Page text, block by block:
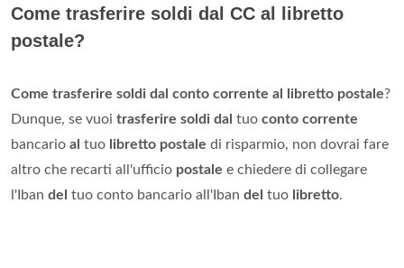
Come trasferire soldi dal CC al libretto
postale?
Come trasferire soldi dal conto corrente al libretto postale?
Dunque, se vuoi trasferire soldi dal tuo conto corrente
bancario al tuo libretto postale di risparmio, non dovrai fare
altro che recarti all'ufficio postale e chiedere di collegare
l'Iban del tuo conto bancario all'Iban del tuo libretto.